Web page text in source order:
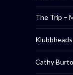
The Trip –
Cathy